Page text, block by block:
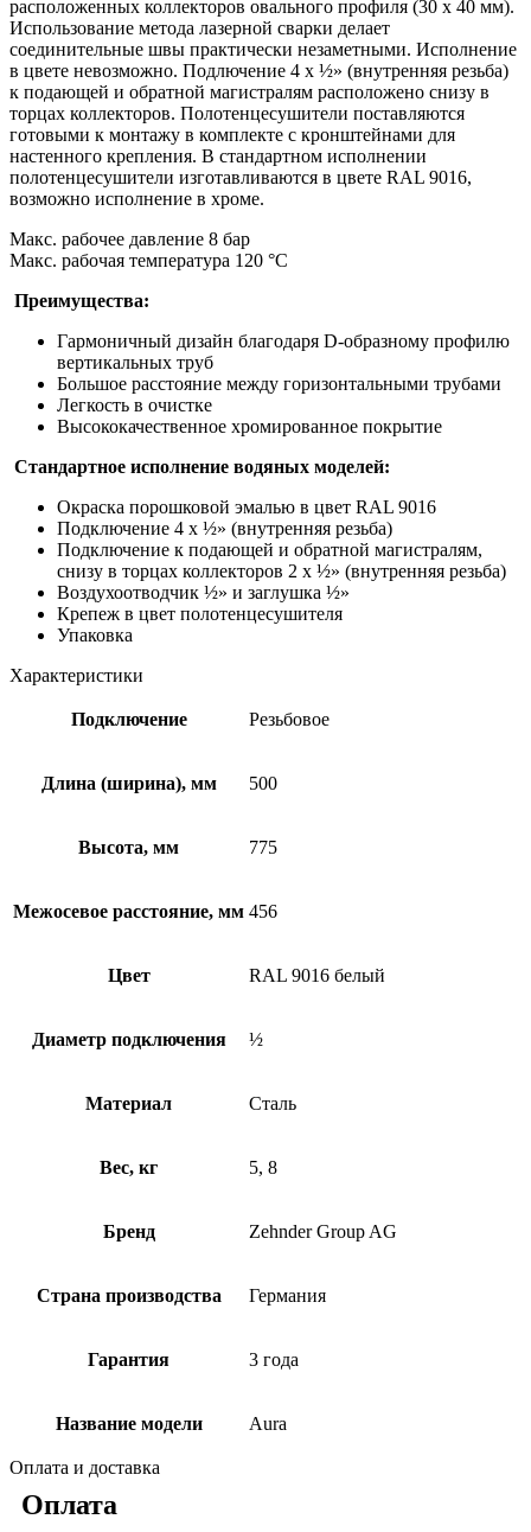
расположенных коллекторов овального профиля (30 x 40 мм).
Использование метода лазерной сварки делает
соединительные швы практически незаметными. Исполнение
в цвете невозможно. Подлючение 4 х ½» (внутренняя резьба)
к подающей и обратной магистралям расположено снизу в
торцах коллекторов. Полотенцесушители поставляются
готовыми к монтажу в комплекте с кронштейнами для
настенного крепления. В стандартном исполнении
полотенцесушители изготавливаются в цвете RAL 9016,
возможно исполнение в хроме.
Макс. рабочее давление 8 бар
Макс. рабочая температура 120 °C
Преимущества:
Гармоничный дизайн благодаря D-образному профилю
вертикальных труб
Большое расстояние между горизонтальными трубами
Легкость в очистке
Высококачественное хромированное покрытие
Стандартное исполнение водяных моделей:
Окраска порошковой эмалью в цвет RAL 9016
Подключение 4 x ½» (внутренняя резьба)
Подключение к подающей и обратной магистралям,
снизу в торцах коллекторов 2 x ½» (внутренняя резьба)
Воздухоотводчик ½» и заглушка ½»
Крепеж в цвет полотенцесушителя
Упаковка
Характеристики
Подключение Резьбовое
Длина (ширина), мм 500
Высота, мм 775
Межосевое расстояние, мм 456
Цвет RAL 9016 белый
Диаметр подключения ½
Материал Сталь
Вес, кг 5, 8
Бренд Zehnder Group AG
Страна производства Германия
Гарантия 3 года
Название модели Aura
Оплата и доставка
Оплата